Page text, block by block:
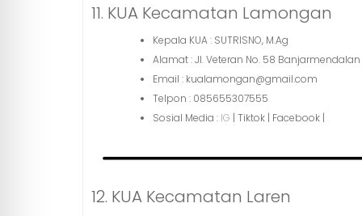
11. KUA Kecamatan Lamongan
Kepala KUA : SUTRISNO, M.Ag
Alamat : Jl. Veteran No. 58
Email : kualamongan@gmail.com
Telpon : 085655307555
Sosial Media : IG | Tiktok | Facebook |
12. KUA Kecamatan Laren